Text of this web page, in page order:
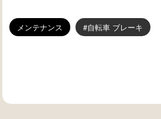
メンテナンス 自転車 ブレーキ